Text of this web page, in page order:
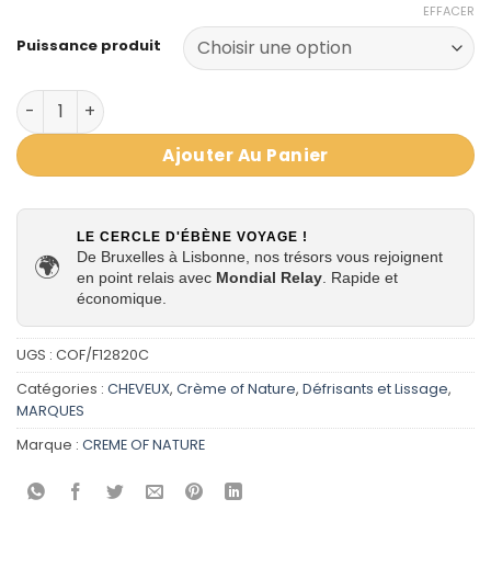
Puissance produit
EFFACER
quantité de Creme of Nature Kit Défrisage
Ajouter Au Panier
🌍
LE CERCLE D'ÉBÈNE VOYAGE !
De Bruxelles à Lisbonne, nos trésors vous rejoignent
en point relais avec Mondial Relay . Rapide et
économique.
UGS : COF/F12820C
Catégories : CHEVEUX, Crème of Nature, Défrisants et Lissage,
MARQUES
Marque : CREME OF NATURE